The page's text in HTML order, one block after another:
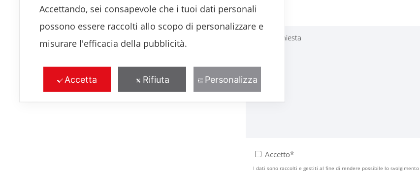
Accetto*
I dati sono raccolti e gestiti al fine di rendere possibile lo
Accettando, sei consapevole che i tuoi dati personali
possono essere raccolti allo scopo di personalizzare e
misurare l'efficacia della pubblicità.
Accetta Rifiuta Personalizza